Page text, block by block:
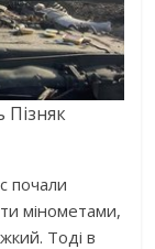
Пізняк
почали
мінометами,
Тоді в